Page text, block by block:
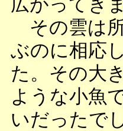
その雲は
ぶのに相応
た。その大
ような小魚
いだったで